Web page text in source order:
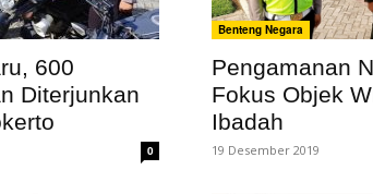
600
Diterjunkan
0
Benteng Negara
Pengamanan
Fokus Objek
Ibadah
19 Desember 2019